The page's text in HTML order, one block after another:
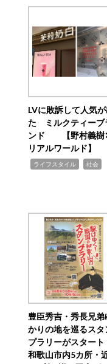
LVに敗訴して人気
た ミルクティーブ
ンド 【野村義樹
リアルワールド】
ライフスタイル 社会
豊臣秀吉・秀長兄弟
かりの地を巡るスタ
プラリーがスター
和歌山市内5カ所・